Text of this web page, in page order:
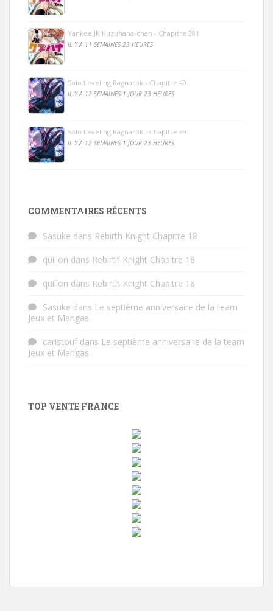
Yankee JK Kuzuhana-chan - Chapitre 281
IL Y A 11 SEMAINES 23 HEURES
Solo Leveling Ragnarok - Chapitre 40
IL Y A 12 SEMAINES 1 JOUR 23 HEURES
Solo Leveling Ragnarok - Chapitre 39
IL Y A 12 SEMAINES 1 JOUR 23 HEURES
COMMENTAIRES RÉCENTS
Sasuke dans Rebirth Knight Chapitre 18
quillon dans Rebirth Knight Chapitre 18
quillon dans Rebirth Knight Chapitre 18
Sasuke dans Le septième anniversaire de la team
Jeux et Mangas
caristoufdans Le septième anniversaire de la team
Jeux et Mangas
TOP VENTE FRANCE
d